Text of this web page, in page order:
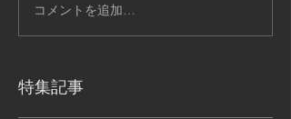
コメントを追加…
特集記事